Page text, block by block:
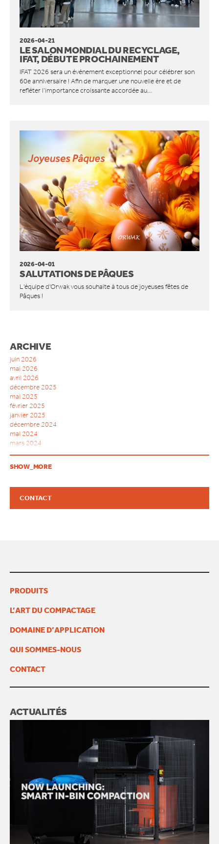
ACCESSOIRES
DOMAINE D’APPLICATION
DÉTAIL ALIMENTAIRE
DÉTAILLANTS NON ALIMENTAIRE
HÔTELS ET RESTAURANTS
RESTAURATION RAPIDE
INDUSTRIE MANUFACTURIÈRE
QUI SOMMES-NOUS
LES VALEURS D’ORWAK
PROUD TO BUILD ORWAK
50 ANS D’INNOVATION
L’HISTOIRE DE L’ENTREPRISE
CERTIFICATS ISO
CONTACT
2026-04-21
LE SALON MONDIAL DU RECYCLAGE,
IFAT, DÉBUTE PROCHAINEMENT
IFAT 2026 sera un événement exceptionnel pour célébrer son
60e anniversaire ! Afin de marquer une nouvelle ère et de
refléter l’importance croissante accordée au…
2026-04-01
SALUTATIONS DE PÂQUES
L'équipe d'Orwak vous souhaite à tous de joyeuses fêtes de
Pâques !
ARCHIVE
juin 2026
mai 2026
avril 2026
décembre 2025
mai 2025
février 2025
janvier 2025
décembre 2024
mai 2024
mars 2024
juillet 2023
mai 2023
juin 2022
janvier 2022
octobre 2015
SHOW_MORE
CONTACT
PRODUITS
L’ART DU COMPACTAGE
DOMAINE D’APPLICATION
QUI SOMMES-NOUS
CONTACT
ACTUALITÉS